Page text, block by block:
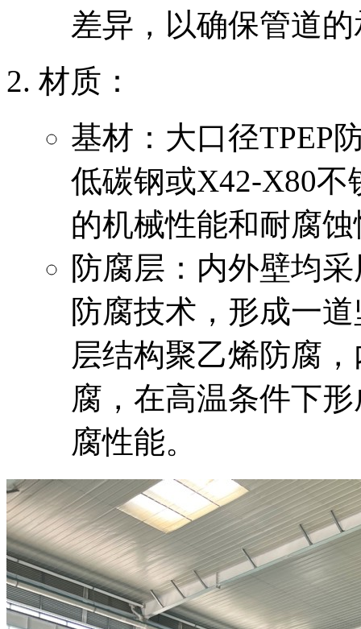
差异，以确保管道
‌材质‌：
基材：大口径TPEP
低碳钢或X42-X80
的机械性能和耐腐
防腐层：内外壁均
防腐技术，形成一
层结构聚乙烯防腐
腐，在高温条件下
腐性能。